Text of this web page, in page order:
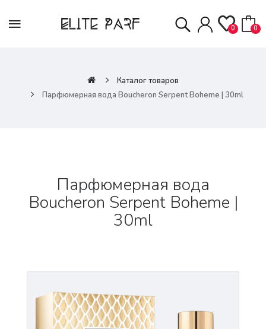
0 0
Каталог товаров
Парфюмерная вода Boucheron Serpent Boheme | 30ml
Парфюмерная вода
Boucheron Serpent Boheme |
30ml